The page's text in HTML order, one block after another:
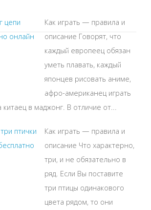
Как играть — правила и
описание Говорят, что
каждый европеец обязан
уметь плавать, каждый
японцев рисовать аниме,
афро-американец играть
китаец в маджонг. В отличие от...
Как играть — правила и
описание Что характерно,
три, и не обязательно в
ряд. Если Вы поставите
три птицы одинакового
цвета рядом, то они